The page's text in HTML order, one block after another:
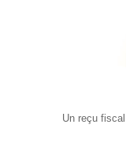
Un reçu